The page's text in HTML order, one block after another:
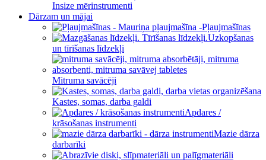
Insize mērinstrumenti
Dārzam un mājai
Pļaujmašīnas
Uzkopšanas
un tīrīšanas līdzekļi
Mitruma savācēji
Kastes, somas, darba galdi
Apdares /
krāsošanas instrumenti
Mazie dārza
darbarīki